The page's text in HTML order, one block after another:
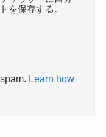
を保存する。
Learn how